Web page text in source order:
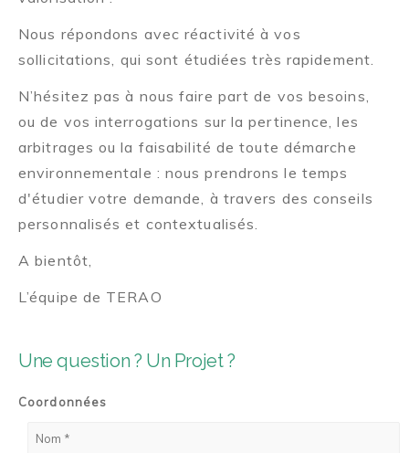
Une question ? Un Projet ?
Coordonnées
Nous répondons avec réactivité à vos
sollicitations, qui sont étudiées très rapidement.
N’hésitez pas à nous faire part de vos besoins,
ou de vos interrogations sur la pertinence, les
arbitrages ou la faisabilité de toute démarche
environnementale : nous prendrons le temps
d'étudier votre demande, à travers des conseils
personnalisés et contextualisés.
A bientôt,
L’équipe de TERAO